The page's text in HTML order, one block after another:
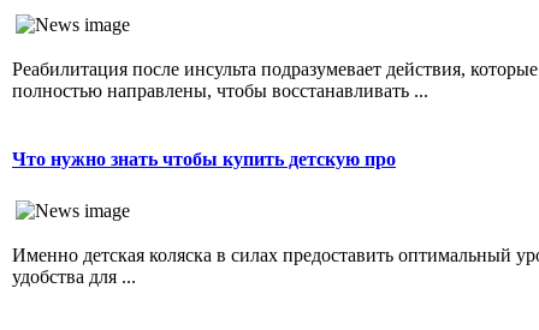
Реабилитация после инсульта подразумевает действия, которые
полностью направлены, чтобы восстанавливать ...
Что нужно знать чтобы купить детскую про
Именно детская коляска в силах предоставить оптимальный
удобства для ...